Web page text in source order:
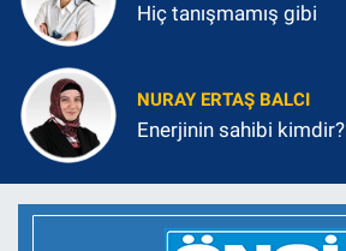
Hiç tanışmamış gibi
NURAY ERTAŞ BALCI
Enerjinin sahibi kimdir?